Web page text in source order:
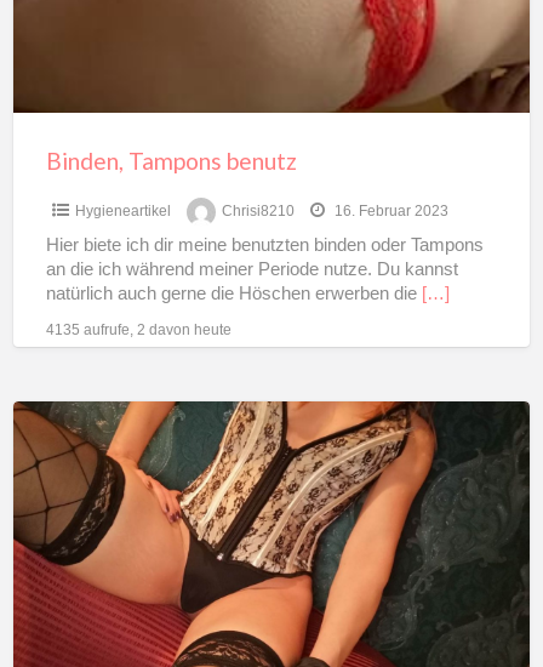
Binden, Tampons benutz
Hygieneartikel Chrisi8210 16. Februar 2023
Hier biete ich dir meine benutzten binden oder Tampons
an die ich während meiner Periode nutze. Du kannst
natürlich auch gerne die Höschen erwerben die […]
4135 aufrufe, 2 davon heute
Süffige
Tampons